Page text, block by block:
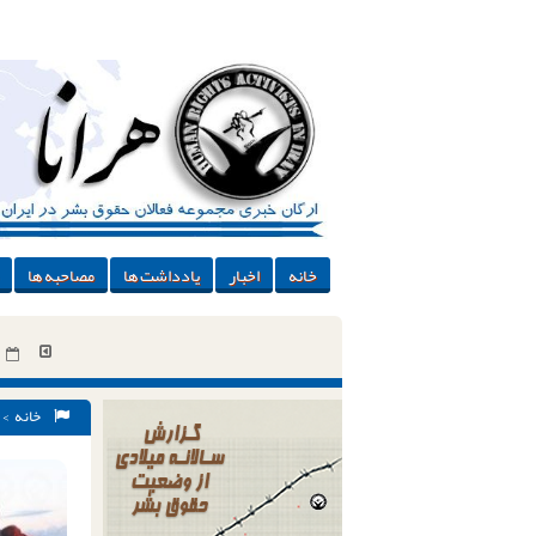
خانه اخبار یادداشت ها مصاحبه ها
خانه >